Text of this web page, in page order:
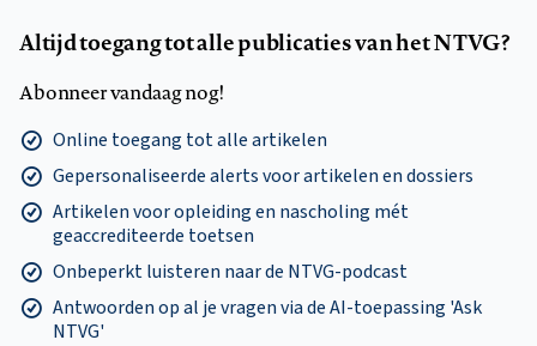
Altijd toegang tot alle publicaties van het NTVG?
Abonneer vandaag nog!
Online toegang tot alle artikelen
Gepersonaliseerde alerts voor artikelen en dossiers
Artikelen voor opleiding en nascholing mét
geaccrediteerde toetsen
Onbeperkt luisteren naar de NTVG-podcast
Antwoorden op al je vragen via de AI-toepassing 'Ask
NTVG'